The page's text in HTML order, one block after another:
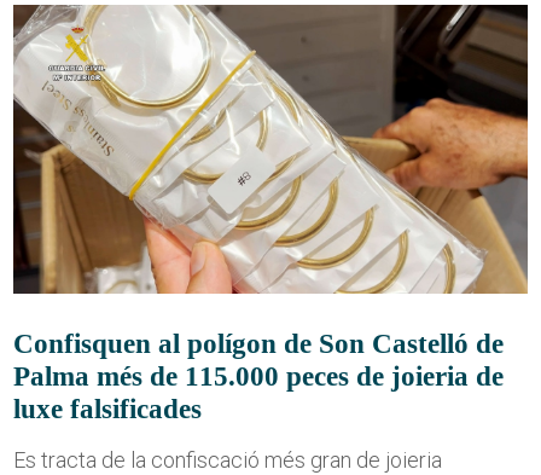
Confisquen al polígon de Son Castelló de
Palma més de 115.000 peces de joieria de
luxe falsificades
Es tracta de la confiscació més gran de joieria